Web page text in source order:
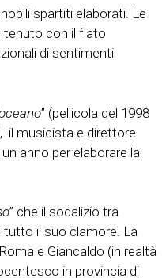
spartiti elaborati. Le
tenuto con il fiato
di sentimenti
” (pellicola del 1998
il musicista e direttore
anno per elaborare la
” che il sodalizio tra
tutto il suo clamore. La
e Giancaldo (in realtà
in provincia di